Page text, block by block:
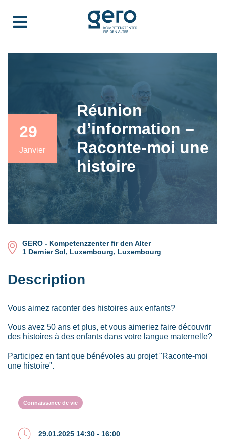
29
Janvier
Réunion
d’information –
Raconte-moi une
histoire
GERO - Kompetenzzenter fir den Alter
1 Dernier Sol, Luxembourg, Luxembourg
Description
Vous aimez raconter des histoires aux enfants?
Vous avez 50 ans et plus, et vous aimeriez faire découvrir
des histoires à des enfants dans votre langue maternelle?
Participez en tant que bénévoles au projet "Raconte-moi
une histoire".
Connaissance de vie
29.01.2025 14:30 - 16:00